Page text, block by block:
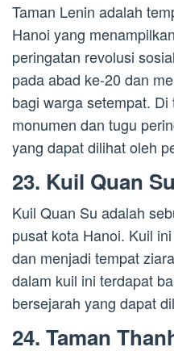
Taman Lenin adalah
Hanoi yang
peringatan revolusi
pada abad ke-20 dan
bagi warga setempat.
monumen dan tugu
yang dapat dilihat oleh
23. Kuil Quan Su
Kuil Quan Su adalah
pusat kota Hanoi. Kuil
dan menjadi tempat
dalam kuil ini terdapat
bersejarah yang dapat
24. Taman